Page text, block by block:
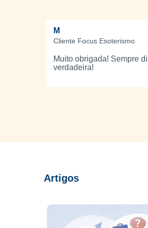
M
Cliente Focus Esoterismo
Muito obrigada! Sempre
verdadeira!
Artigos